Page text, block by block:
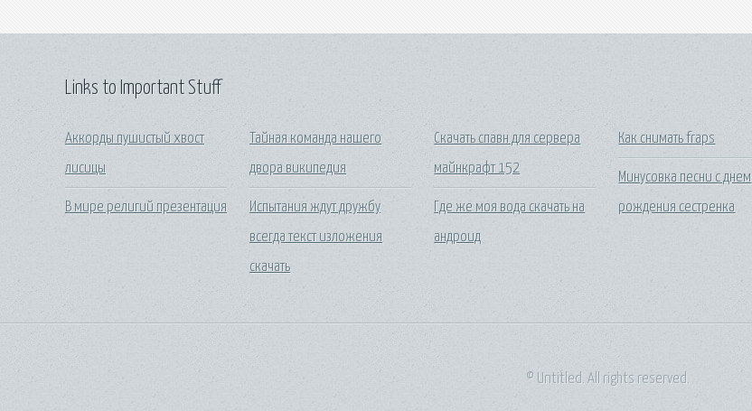
Links to Important Stuff
Аккорды пушистый хвост
лисицы
В мире религий презентация
Тайная команда нашего
двора википедия
Испытания ждут дружбу
всегда текст изложения
скачать
Скачать спавн для сервера
майнкрафт 152
Где же моя вода скачать на
андроид
Как снимать fraps
Минусовка песни с днем
рождения сестренка
© Untitled. All rights reserved.